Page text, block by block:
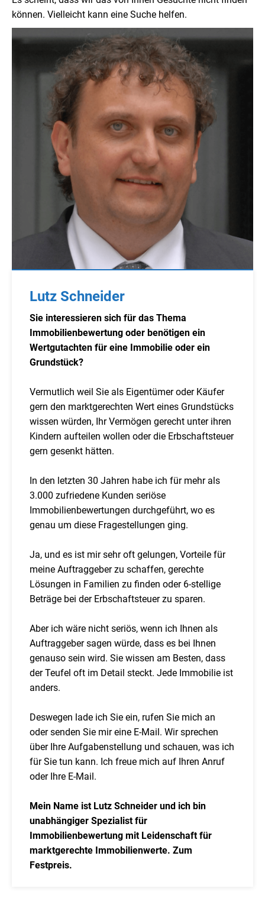
können. Vielleicht kann eine Suche helfen.
Lutz Schneider
Sie interessieren sich für das Thema
Immobilienbewertung oder benötigen ein
Wertgutachten für eine Immobilie oder ein
Grundstück?
Vermutlich weil Sie als Eigentümer oder Käufer
gern den marktgerechten Wert eines Grundstücks
wissen würden, Ihr Vermögen gerecht unter ihren
Kindern aufteilen wollen oder die Erbschaftsteuer
gern gesenkt hätten.
In den letzten 30 Jahren habe ich für mehr als
3.000 zufriedene Kunden seriöse
Immobilienbewertungen durchgeführt, wo es
genau um diese Fragestellungen ging.
Ja, und es ist mir sehr oft gelungen, Vorteile für
meine Auftraggeber zu schaffen, gerechte
Lösungen in Familien zu finden oder 6-stellige
Beträge bei der Erbschaftsteuer zu sparen.
Aber ich wäre nicht seriös, wenn ich Ihnen als
Auftraggeber sagen würde, dass es bei Ihnen
genauso sein wird. Sie wissen am Besten, dass
der Teufel oft im Detail steckt. Jede Immobilie ist
anders.
Deswegen lade ich Sie ein, rufen Sie mich an
oder senden Sie mir eine E-Mail. Wir sprechen
über Ihre Aufgabenstellung und schauen, was ich
für Sie tun kann. Ich freue mich auf Ihren Anruf
oder Ihre E-Mail.
Mein Name ist Lutz Schneider und ich bin
unabhängiger Spezialist für
Immobilienbewertung mit Leidenschaft für
marktgerechte Immobilienwerte. Zum
Festpreis.